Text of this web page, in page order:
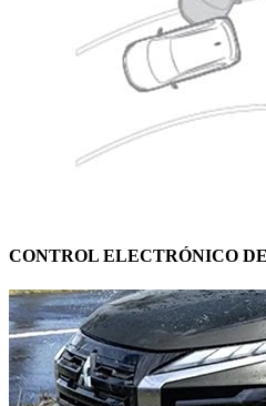
CONTROL ELECTRÓNICO